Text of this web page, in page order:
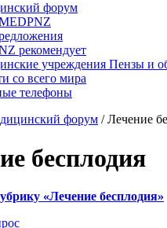
форум
рекомендует
учреждения Пензы и
со всего мира
телефоны
форум / Лечение
бесплодия
«Лечение бесплодия»